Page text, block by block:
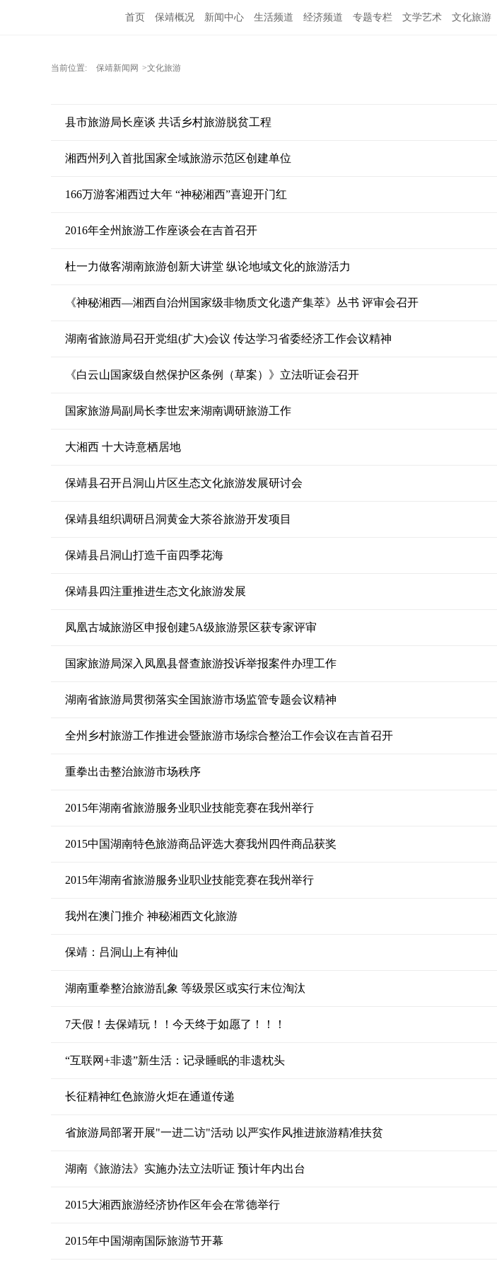
首页 保靖概况 新闻中心 生活频道 经济频道 专题专栏 文学艺术 文化旅游
当前位置: 保靖新闻网 >文化旅游
县市旅游局长座谈 共话乡村旅游脱贫工程
湘西州列入首批国家全域旅游示范区创建单位
166万游客湘西过大年 “神秘湘西”喜迎开门红
2016年全州旅游工作座谈会在吉首召开
杜一力做客湖南旅游创新大讲堂 纵论地域文化的旅游活力
《神秘湘西—湘西自治州国家级非物质文化遗产集萃》丛书 评审会召开
湖南省旅游局召开党组(扩大)会议 传达学习省委经济工作会议精神
《白云山国家级自然保护区条例（草案）》立法听证会召开
国家旅游局副局长李世宏来湖南调研旅游工作
大湘西 十大诗意栖居地
保靖县召开吕洞山片区生态文化旅游发展研讨会
保靖县组织调研吕洞黄金大茶谷旅游开发项目
保靖县吕洞山打造千亩四季花海
保靖县四注重推进生态文化旅游发展
凤凰古城旅游区申报创建5A级旅游景区获专家评审
国家旅游局深入凤凰县督查旅游投诉举报案件办理工作
湖南省旅游局贯彻落实全国旅游市场监管专题会议精神
全州乡村旅游工作推进会暨旅游市场综合整治工作会议在吉首召开
重拳出击整治旅游市场秩序
2015年湖南省旅游服务业职业技能竞赛在我州举行
2015中国湖南特色旅游商品评选大赛我州四件商品获奖
2015年湖南省旅游服务业职业技能竞赛在我州举行
我州在澳门推介 神秘湘西文化旅游
保靖：吕洞山上有神仙
湖南重拳整治旅游乱象 等级景区或实行末位淘汰
7天假！去保靖玩！！今天终于如愿了！！！
“互联网+非遗”新生活：记录睡眠的非遗枕头
长征精神红色旅游火炬在通道传递
省旅游局部署开展"一进二访"活动 以严实作风推进旅游精准扶贫
湖南《旅游法》实施办法立法听证 预计年内出台
2015大湘西旅游经济协作区年会在常德举行
2015年中国湖南国际旅游节开幕